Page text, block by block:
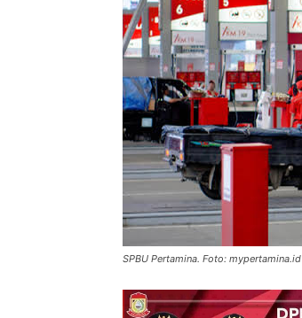
SPBU Pertamina. Foto: mypertamina.id